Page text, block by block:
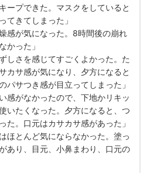
ープできた。マスクをしていると
てきてしまった」
感が気になった。8時間後の崩れ
かった」
しさを感じてすごくよかった。た
カサ感が気になり、夕方になると
パサつき感が目立ってしまった」
感がなかったので、下地かリキッ
いたくなった。夕方になると、つ
た。口元はカサカサ感があった」
ほとんど気にならなかった。塗っ
あり、目元、小鼻まわり、口元の